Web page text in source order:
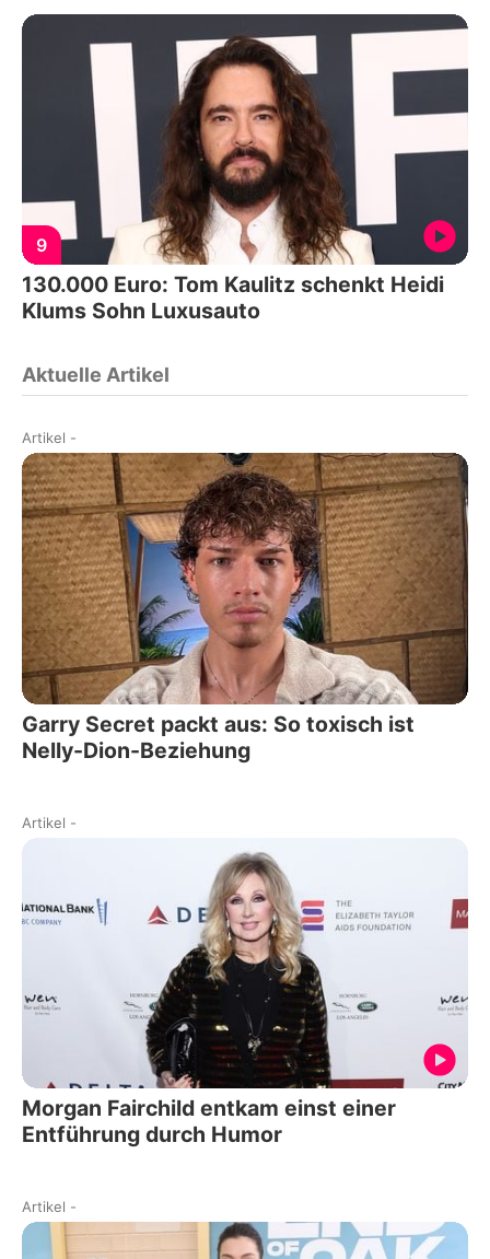
9
130.000 Euro: Tom Kaulitz schenkt Heidi
Klums Sohn Luxusauto
Aktuelle Artikel
Artikel -
Garry Secret packt aus: So toxisch ist
Nelly-Dion-Beziehung
Artikel -
Morgan Fairchild entkam einst einer
Entführung durch Humor
Artikel -